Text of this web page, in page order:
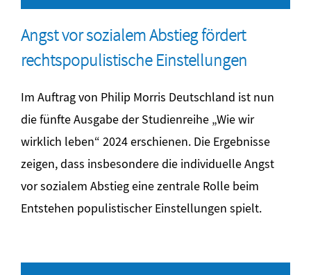
Angst vor sozialem Abstieg fördert
rechtspopulistische Einstellungen
Im Auftrag von Philip Morris Deutschland ist nun
die fünfte Ausgabe der Studienreihe „Wie wir
wirklich leben“ 2024 erschienen. Die Ergebnisse
zeigen, dass insbesondere die individuelle Angst
vor sozialem Abstieg eine zentrale Rolle beim
Entstehen populistischer Einstellungen spielt.